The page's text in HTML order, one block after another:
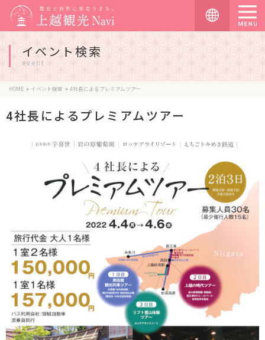
イベント検索
event
HOME イベント検索 4社長によるプレミアムツアー
4社長によるプレミアムツアー